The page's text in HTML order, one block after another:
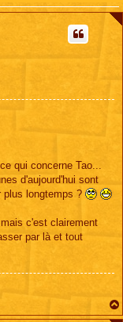
qui concerne Tao...
d'aujourd'hui sont
plus longtemps ?
c'est clairement
par là et tout